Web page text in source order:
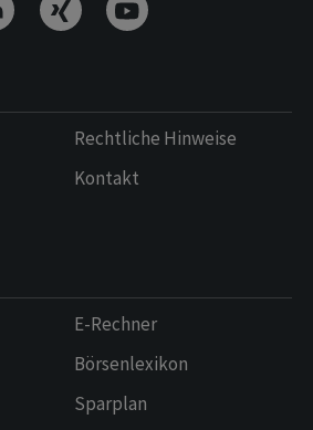
Rechtliche Hinweise
Kontakt
E-Rechner
Börsenlexikon
Sparplan